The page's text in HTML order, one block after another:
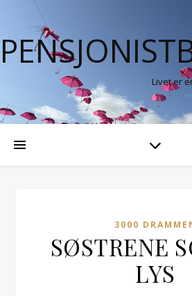
Livet er
3000
SØSTRENE
LYS